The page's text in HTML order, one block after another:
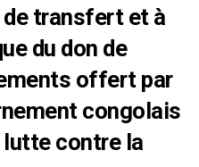
de transfert et à
du don de
offert par
congolais
lutte contre la